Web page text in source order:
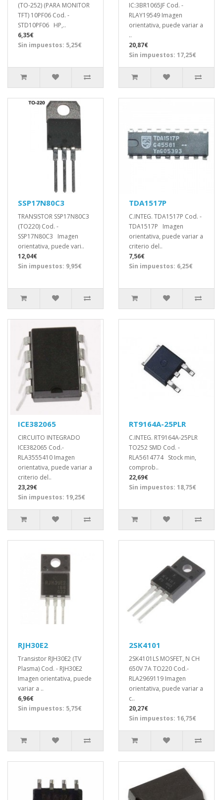
(TO-252) (PARA MONITOR
TFT) 10PF06 Cod. -
STD10PF06 HP,..
6,35€
Sin impuestos: 5,25€
IC:3BR1065JF Cod. -
RLAY19549 Imagen
orientativa, puede variar a
..
20,87€
Sin impuestos: 17,25€
SSP17N80C3
TRANSISTOR SSP17N80C3
(TO220) Cod. -
SSP17N80C3 Imagen
orientativa, puede vari..
12,04€
Sin impuestos: 9,95€
TDA1517P
C.INTEG. TDA1517P Cod. -
TDA1517P Imagen
orientativa, puede variar a
criterio del..
7,56€
Sin impuestos: 6,25€
ICE382065
CIRCUITO INTEGRADO
ICE382065 Cod.-
RLA3555410 Imagen
orientativa, puede variar a
criterio del..
23,29€
Sin impuestos: 19,25€
RT9164A-25PLR
C.INTEG. RT9164A-25PLR
TO252 SMD Cod. -
RLA5614774 Stock min,
comprob..
22,69€
Sin impuestos: 18,75€
RJH30E2
Transistor RJH30E2 (TV
Plasma) Cod. - RJH30E2
Imagen orientativa, puede
variar a ..
6,96€
Sin impuestos: 5,75€
2SK4101
2SK4101LS MOSFET, N CH
650V 7A TO220 Cod.-
RLA2969119 Imagen
orientativa, puede variar a
c..
20,27€
Sin impuestos: 16,75€